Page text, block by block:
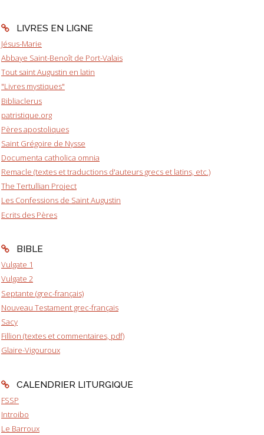
LIVRES EN LIGNE
Jésus-Marie
Abbaye Saint-Benoît de Port-Valais
Tout saint Augustin en latin
"Livres mystiques"
Bibliaclerus
patristique.org
Pères apostoliques
Saint Grégoire de Nysse
Documenta catholica omnia
Remacle (textes et traductions d'auteurs grecs et latins, etc.)
The Tertullian Project
Les Confessions de Saint Augustin
Ecrits des Pères
BIBLE
Vulgate 1
Vulgate 2
Septante (grec-français)
Nouveau Testament grec-français
Sacy
Fillion (textes et commentaires, pdf)
Glaire-Vigouroux
CALENDRIER LITURGIQUE
FSSP
Introibo
Le Barroux